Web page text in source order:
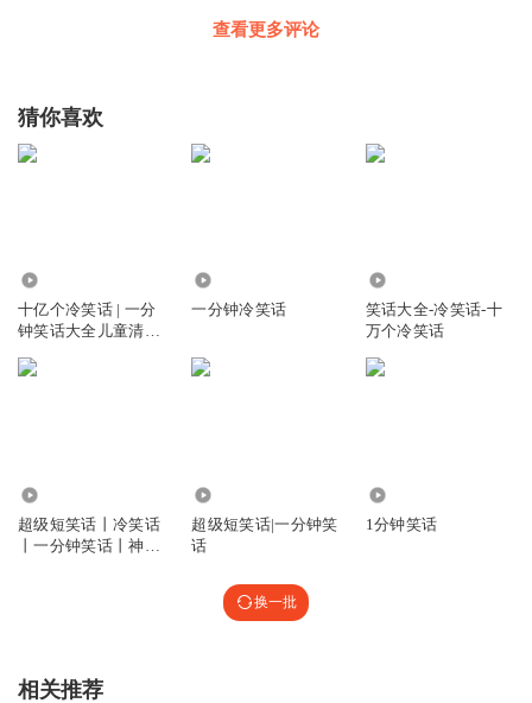
回复
薯山派，条最帅，宇宙无敌超可爱！
条条条条，你吃过最难吃的东西是什么呀？要我我肯定是香
菜，折耳根，
爸他煮了一锅芝麻糊给我和我妈吃我的时候会煮芝麻糊了，
查看更多评论
猜你喜欢
十亿个冷笑话 | 一分
钟笑话大全儿童清新
一分钟冷笑话
笑话大全-冷笑话-十
万个冷笑话
超级短笑话丨冷笑话
丨一分钟笑话丨神回
超级短笑话|一分钟笑
话
1分钟笑话
换一批
相关推荐